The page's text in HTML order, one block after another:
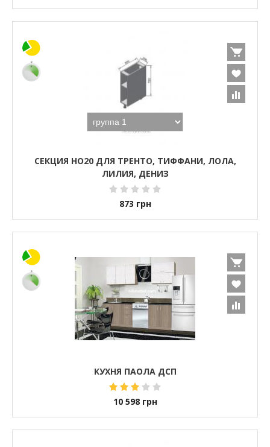
СЕКЦИЯ НО20 ДЛЯ ТРЕНТО, ТИФФАНИ, ЛОЛА,
ЛИЛИЯ, ДЕНИЗ
873 грн
КУХНЯ ПАОЛА ДСП
10 598 грн